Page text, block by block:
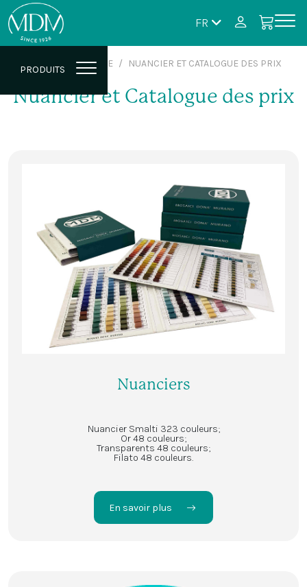
FR
PRODUITS
BOUTIQUE NUANCIER ET CATALOGUE DES PRIX
Nuancier et Catalogue des prix
Nuanciers
Nuancier Smalti 323 couleurs;
Or 48 couleurs;
Transparents 48 couleurs;
Filato 48 couleurs.
En savoir plus